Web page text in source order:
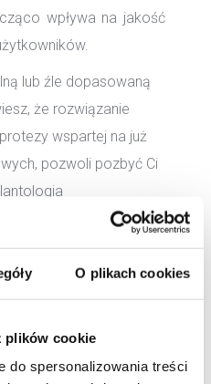
O plikach cookies
plików cookie
do spersonalizowania treści
wpływa na jakość
lub źle dopasowaną
że rozwiązanie
wspartej na już
pozwoli pozbyć Ci
efektownie
na długo. Implanty
Ratyńscy
na Bielanach moją